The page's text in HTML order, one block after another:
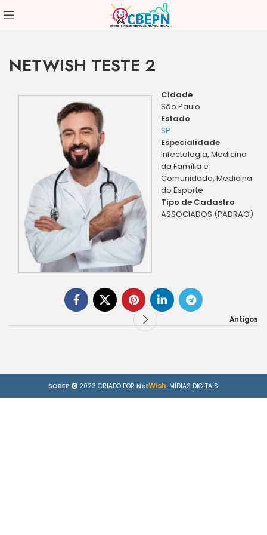
NETWISH TESTE 2
Cidade
São Paulo
Estado
SP
Especialidade
Infectologia, Medicina
da Família e
Comunidade, Medicina
do Esporte
Tipo de Cadastro
ASSOCIADOS (PADRAO)
Antigos
SOBEP 2023 CRIADO POR NetWish. MÍDIAS DIGITAIS.